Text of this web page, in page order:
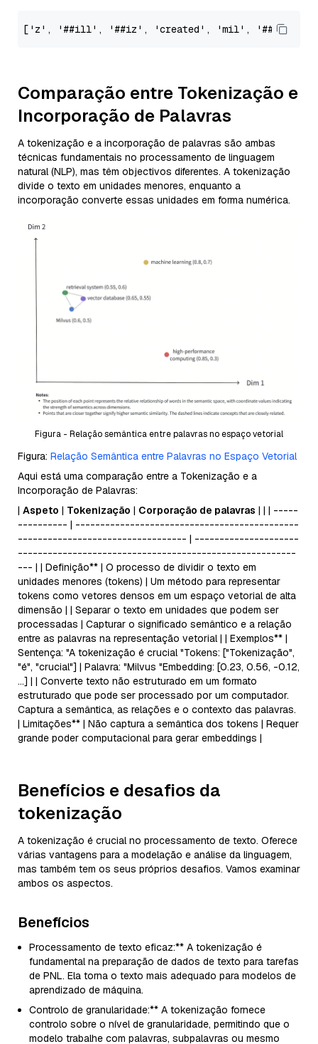
[ 'z' , '##ill' , '##iz' , 'created' , 'mil' , '##vus'
Comparação entre Tokenização e
Incorporação de Palavras
A tokenização e a incorporação de palavras são ambas
técnicas fundamentais no processamento de linguagem
natural (NLP), mas têm objectivos diferentes. A tokenização
divide o texto em unidades menores, enquanto a
incorporação converte essas unidades em forma numérica.
Figura - Relação semântica entre palavras no espaço vetorial
Figura: Relação Semântica entre Palavras no Espaço Vetorial
Aqui está uma comparação entre a Tokenização e a
Incorporação de Palavras:
| Aspeto | Tokenização | Corporação de palavras | | | -----
---------- | ---------------------------------------------
---------------------------------- | ---------------------
--------------------------------------------------------
--- | | Definição** | O processo de dividir o texto em
unidades menores (tokens) | Um método para representar
tokens como vetores densos em um espaço vetorial de alta
dimensão | | Separar o texto em unidades que podem ser
processadas | Capturar o significado semântico e a relação
entre as palavras na representação vetorial | | Exemplos** |
Sentença: "A tokenização é crucial "Tokens: ["Tokenização",
"é", "crucial"] | Palavra: "Milvus "Embedding: [0.23, 0.56, -0.12,
...] | | Converte texto não estruturado em um formato
estruturado que pode ser processado por um computador.
Captura a semântica, as relações e o contexto das palavras.
| Limitações** | Não captura a semântica dos tokens | Requer
grande poder computacional para gerar embeddings |
Benefícios e desafios da
tokenização
A tokenização é crucial no processamento de texto. Oferece
várias vantagens para a modelação e análise da linguagem,
mas também tem os seus próprios desafios. Vamos examinar
ambos os aspectos.
Benefícios
Processamento de texto eficaz:** A tokenização é
fundamental na preparação de dados de texto para tarefas
de PNL. Ela torna o texto mais adequado para modelos de
aprendizado de máquina.
Controlo de granularidade:** A tokenização fornece
controlo sobre o nível de granularidade, permitindo que o
modelo trabalhe com palavras, subpalavras ou mesmo